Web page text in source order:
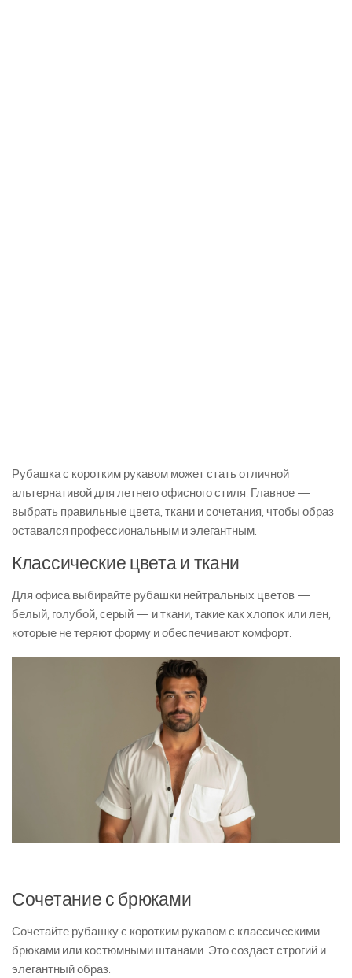
Рубашка с коротким рукавом может стать отличной
альтернативой для летнего офисного стиля. Главное —
выбрать правильные цвета, ткани и сочетания, чтобы образ
оставался профессиональным и элегантным.
Классические цвета и ткани
Для офиса выбирайте рубашки нейтральных цветов —
белый, голубой, серый — и ткани, такие как хлопок или лен,
которые не теряют форму и обеспечивают комфорт.
Сочетание с брюками
Сочетайте рубашку с коротким рукавом с классическими
брюками или костюмными штанами. Это создаст строгий и
элегантный образ.